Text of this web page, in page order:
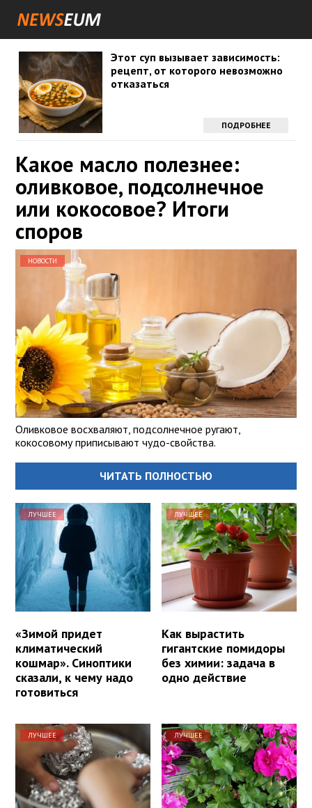
Этот суп вызывает зависимость:
рецепт, от которого невозможно
отказаться
ПОДРОБНЕЕ
Какое масло полезнее:
оливковое, подсолнечное
или кокосовое? Итоги
споров
НОВОСТИ
Оливковое восхваляют, подсолнечное ругают,
кокосовому приписывают чудо-свойства.
ЧИТАТЬ ПОЛНОСТЬЮ
ЛУЧШЕЕ
«Зимой придет
климатический
кошмар». Синоптики
сказали, к чему надо
готовиться
ЛУЧШЕЕ
Как вырастить
гигантские помидоры
без химии: задача в
одно действие
ЛУЧШЕЕ ЛУЧШЕЕ